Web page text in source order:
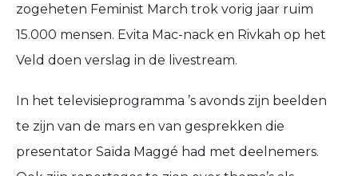
zogeheten Feminist March trok vorig jaar ruim
15.000 mensen. Evita Mac-nack en Rivkah op het
Veld doen verslag in de livestream.
In het televisieprogramma ’s avonds zijn beelden
te zijn van de mars en van gesprekken die
presentator Saïda Maggé had met deelnemers.